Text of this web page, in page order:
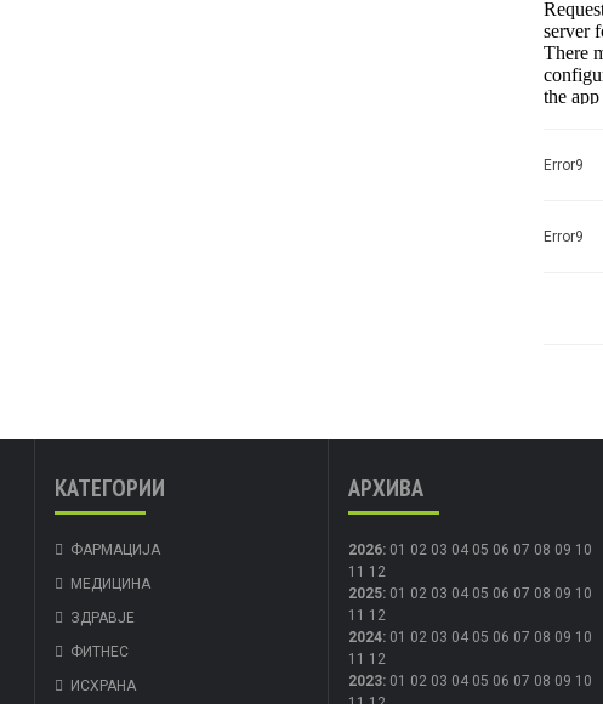
Error9
Error9
КАТЕГОРИИ
ФАРМАЦИЈА
МЕДИЦИНА
ЗДРАВЈЕ
ФИТНЕС
ИСХРАНА
АРХИВА
2026: 01 02 03 04 05 06 07 08 09 10
11 12
2025: 01 02 03 04 05 06 07 08 09 10
11 12
2024: 01 02 03 04 05 06 07 08 09 10
11 12
2023: 01 02 03 04 05 06 07 08 09 10